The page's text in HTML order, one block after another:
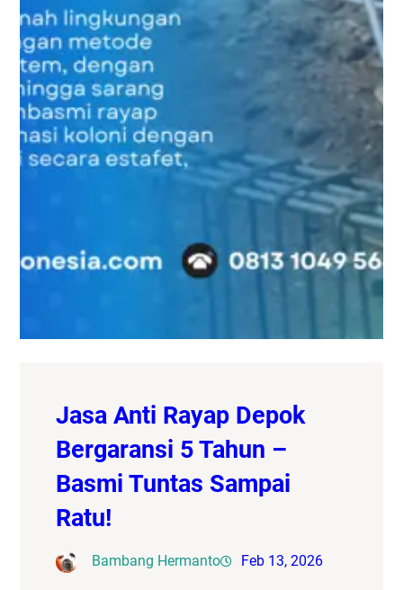
Jasa Anti Rayap Depok
Bergaransi 5 Tahun –
Basmi Tuntas Sampai
Ratu!
Bambang Hermanto Feb 13, 2026